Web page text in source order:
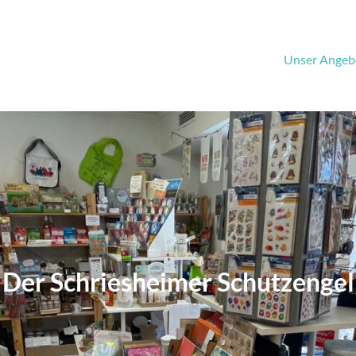
Unser
Der Schriesheimer Schutzengel